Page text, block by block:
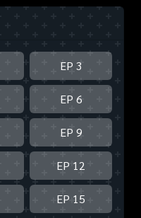
EP 3
EP 6
EP 9
EP 12
EP 15